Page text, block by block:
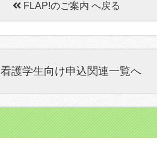
FLAP!のご案内 へ戻る
看護学生向け申込関連一覧へ